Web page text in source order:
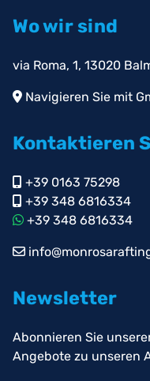
Wo wir sind
via Roma, 1, 13020
Navigieren Sie mit
Kontaktieren
+39 0163 75298
+39 348 6816334
+39 348 6816334
Newsletter
Abonnieren Sie
Angebote zu unseren